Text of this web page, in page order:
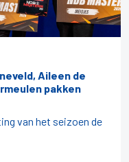
Aileen de
pakken
van het seizoen de